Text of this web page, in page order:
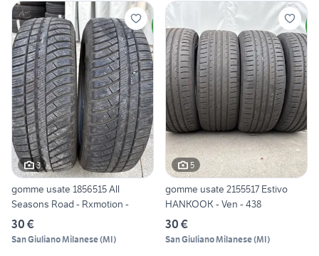
3
gomme usate 1856515 All
Seasons Road - Rxmotion -
30 €
San Giuliano Milanese(MI)
5
gomme usate 2155517 Estivo
HANKOOK - Ven - 438
30 €
San Giuliano Milanese(MI)